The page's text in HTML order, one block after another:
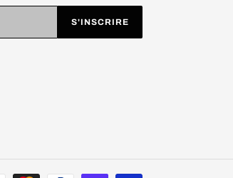
S'INSCRIRE